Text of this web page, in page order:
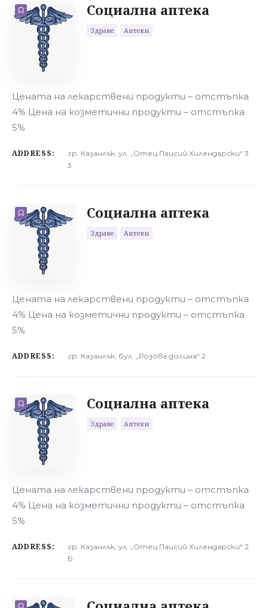
Социална аптека
Здраве Аптеки
Цената на лекарствени продукти – отстъпка
4% Цена на козметични продукти – отстъпка
5%
ADDRESS:
гр. Казанлък, ул. „Отец Паисий Хилендарски“ 3
3
Социална аптека
Здраве Аптеки
Цената на лекарствени продукти – отстъпка
4% Цена на козметични продукти – отстъпка
5%
ADDRESS: гр. Казанлък, бул. „Розова долина“ 2
Социална аптека
Здраве Аптеки
Цената на лекарствени продукти – отстъпка
4% Цена на козметични продукти – отстъпка
5%
ADDRESS:
гр. Казанлък, ул. „Отец Паисий Хилендарски“ 2
Б